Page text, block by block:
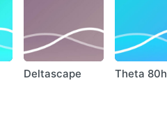
Deltascape Theta